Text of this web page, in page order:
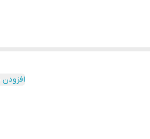
افزودن